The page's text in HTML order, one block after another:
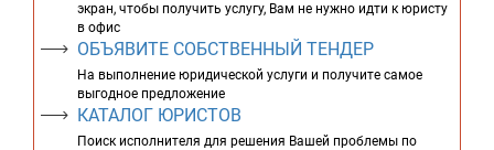
экран, чтобы получить услугу, Вам не нужно идти к юристу
в офис
ОБЪЯВИТЕ СОБСТВЕННЫЙ ТЕНДЕР
На выполнение юридической услуги и получите самое
выгодное предложение
КАТАЛОГ ЮРИСТОВ
Поиск исполнителя для решения Вашей проблемы по